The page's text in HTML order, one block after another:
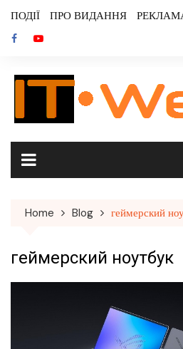
content
ПОДІЇ ПРО ВИДАННЯ
Home Blog геймерский
геймерский ноутбук